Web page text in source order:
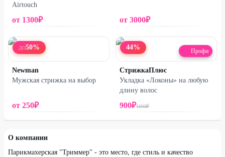
Airtouch
от 1300₽ от 3000₽
ДО50%
Newman
Мужская стрижка на выбор
от 250₽
44% Профи
СтрижкаПлюс
Укладка «Локоны» на любую
длину волос
900₽1600₽
Чичерина, д. 28, этаж: 2
О компании
Парикмахерская "Триммер" - это место, где стиль и качество